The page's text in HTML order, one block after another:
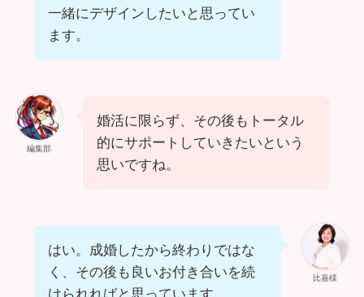
一緒にデザインしたいと思ってい
ます。
編集部
婚活に限らず、その後もトータル
的にサポートしていきたいという
思いですね。
比嘉様
はい。成婚したから終わりではな
く、その後も良いお付き合いを続
けられればと思っています。